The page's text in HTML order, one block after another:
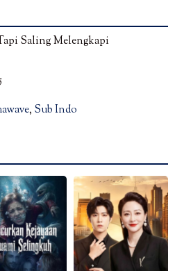
Saling Melengkapi
, Sub Indo